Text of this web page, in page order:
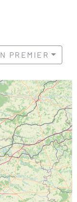
PREMIER